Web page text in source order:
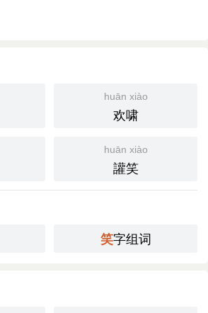
huān xiào
欢啸
huān xiào
讙笑
笑字组词